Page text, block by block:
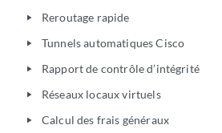
play_arrow Reroutage rapide
play_arrow Tunnels automatiques Cisco
play_arrow Rapport de contrôle d’intégrité
play_arrow Réseaux locaux virtuels
play_arrow Calcul des frais généraux